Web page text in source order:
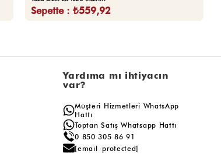
Sepette : ₺559,92
Yardıma mı ihtiyacın
var?
Müşteri Hizmetleri WhatsApp
Hattı
Toptan Satış Whatsapp Hattı
0 850 305 86 91
[email protected]